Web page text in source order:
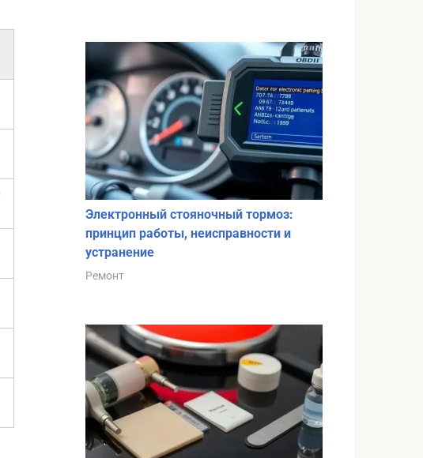
Электронный стояночный тормоз:
принцип работы, неисправности и
устранение
Ремонт